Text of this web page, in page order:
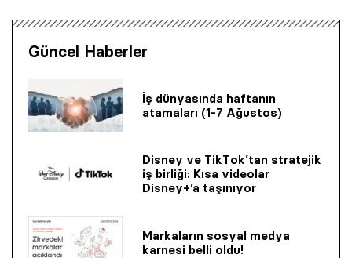
Güncel Haberler
İş dünyasında haftanın
atamaları (1-7 Ağustos)
Disney ve TikTok’tan stratejik
iş birliği: Kısa videolar
Disney+’a taşınıyor
Markaların sosyal medya
karnesi belli oldu!